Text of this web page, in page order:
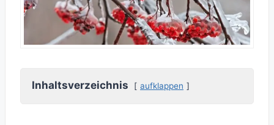
Inhaltsverzeichnis aufklappen